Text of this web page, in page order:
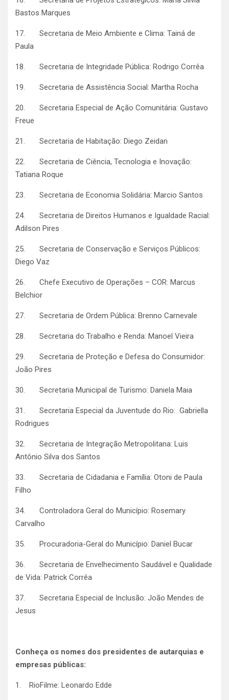
Bastos Marques
17. Secretaria de Meio Ambiente e Clima: Tainá de
Paula
18. Secretaria de Integridade Pública: Rodrigo Corrêa
19. Secretaria de Assistência Social: Martha Rocha
20. Secretaria Especial de Ação Comunitária: Gustavo
Freue
21. Secretaria de Habitação: Diego Zeidan
22. Secretaria de Ciência, Tecnologia e Inovação:
Tatiana Roque
23. Secretaria de Economia Solidária: Marcio Santos
24. Secretaria de Direitos Humanos e Igualdade Racial:
Adilson Pires
25. Secretaria de Conservação e Serviços Públicos:
Diego Vaz
26. Chefe Executivo de Operações – COR: Marcus
Belchior
27. Secretaria de Ordem Pública: Brenno Carnevale
28. Secretaria do Trabalho e Renda: Manoel Vieira
29. Secretaria de Proteção e Defesa do Consumidor:
João Pires
30. Secretaria Municipal de Turismo: Daniela Maia
31. Secretaria Especial da Juventude do Rio: Gabriella
Rodrigues
32. Secretaria de Integração Metropolitana: Luis
Antônio Silva dos Santos
33. Secretaria de Cidadania e Família: Otoni de Paula
Filho
34. Controladora Geral do Município: Rosemary
Carvalho
35. Procuradoria-Geral do Município: Daniel Bucar
36. Secretaria de Envelhecimento Saudável e Qualidade
de Vida: Patrick Corrêa
37. Secretaria Especial de Inclusão: João Mendes de
Jesus
Conheça os nomes dos presidentes de autarquias e
empresas públicas:
1. RioFilme: Leonardo Edde